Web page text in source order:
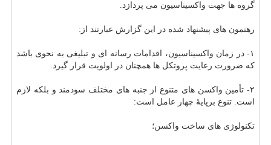
گروه ها جهت واکسیناسیون می پردازد.
رهنمون های پیشنهاد شده در این گزارش عبارتند از:
۱- در زمان واکسیناسیون، اقدامات رسانه ای و تبلیغی به نحوی باشد
که ضرورت رعایت پروتکل ها همچنان در اولویت قرار گیرد.
۲- تأمین واکسن های متنوع از جنبه های مختلف سودمند و بلکه لازم
است. تنوع برپایهٔ چهار عامل است:
تکنولوژی های ساخت واکسن؛